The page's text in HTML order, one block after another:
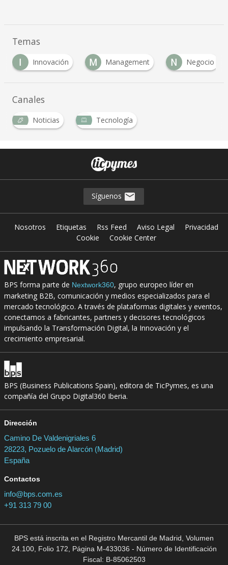
Temas
Innovación M Management N Negocio
Canales
Noticias Tecnología
Síguenos
Nosotros Etiquetas Rss Feed Aviso Legal
Privacidad
Cookie
Cookie Center
BPS forma parte de Nextwork360, grupo europeo líder en
marketing B2B, comunicación y medios especializados para el
mercado tecnológico. A través de plataformas digitales y eventos,
conectamos a fabricantes, partners y decisores tecnológicos
impulsando la Transformación Digital, la Innovación y el
crecimiento empresarial.
BPS (Business Publications Spain), editora de TicPymes, es una
compañía del Grupo Digital360 Iberia.
Dirección
Camino De Valdenigriales 6
28223, Pozuelo de Alarcón (Madrid)
España
Contactos
info@bps.com.es
+91 313 79 00
BPS está inscrita en el Registro Mercantil de Madrid, Volumen
24.100, Folio 172, Página M-433036 - Número de Identificación
Fiscal: B-85062503